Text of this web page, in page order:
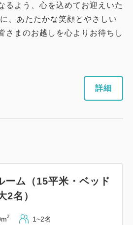
今すぐ予約
るよう、心を込めてお迎えいた
、あたたかな笑顔とやさしい
まのお越しを心よりお待ちし
詳細
ーム（15平米・ベッド
2名）
2 1~2名